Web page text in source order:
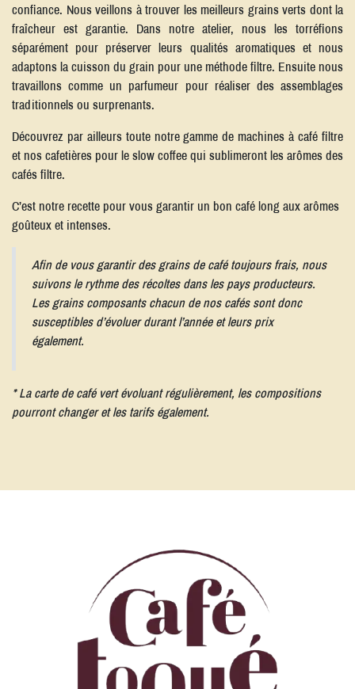
confiance. Nous veillons à trouver les meilleurs grains verts dont la
fraîcheur est garantie. Dans notre atelier, nous les torréfions
séparément pour préserver leurs qualités aromatiques et nous
adaptons la cuisson du grain pour une méthode filtre. Ensuite nous
travaillons comme un parfumeur pour réaliser des assemblages
traditionnels ou surprenants.
Découvrez par ailleurs toute notre gamme de machines à café filtre
et nos cafetières pour le slow coffee qui sublimeront les arômes des
cafés filtre.
C’est notre recette pour vous garantir un bon café long aux arômes
goûteux et intenses.
Afin de vous garantir des grains de café toujours frais, nous
suivons le rythme des récoltes dans les pays producteurs.
Les grains composants chacun de nos cafés sont donc
susceptibles d’évoluer durant l’année et leurs prix
également.
* La carte de café vert évoluant régulièrement, les compositions
pourront changer et les tarifs également.